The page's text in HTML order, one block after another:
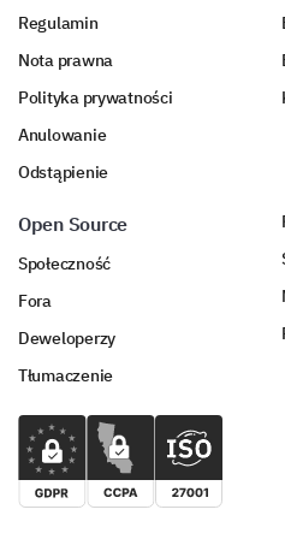
Regulamin
Nota prawna
Polityka prywatności
Anulowanie
Odstąpienie
Open Source
Społeczność
Fora
Deweloperzy
Tłumaczenie